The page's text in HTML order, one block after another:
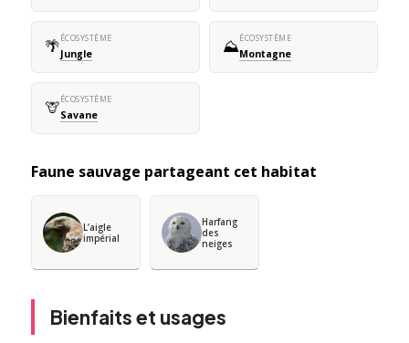
🌴ÉCOSYSTÈME
Jungle ⛰️ÉCOSYSTÈME
Montagne
🦒ÉCOSYSTÈME
Savane
Faune sauvage partageant cet habitat
L’aigle
impérial
Harfang
des
neiges
Bienfaits et usages